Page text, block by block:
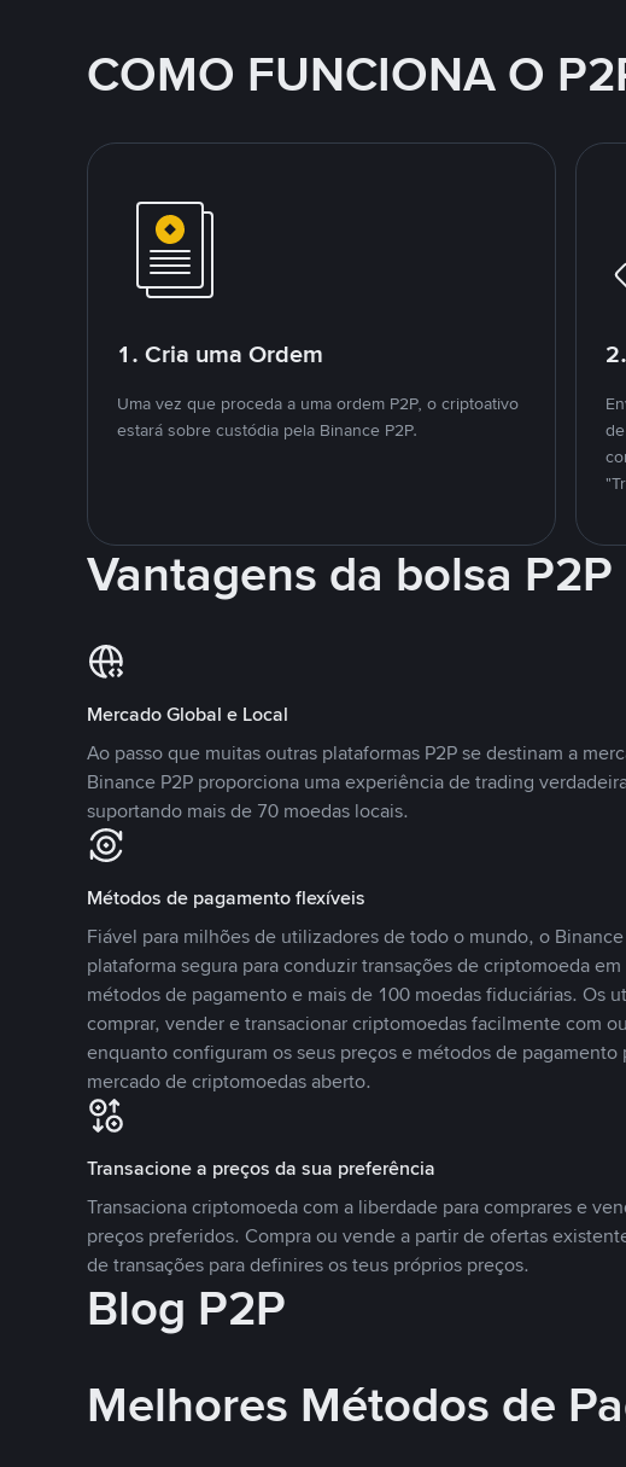
COMO FUNCIONA O
1. Cria uma Ordem
Uma vez que proceda a uma ordem P2P, o criptoativo
estará sobre custódia pela Binance P2P.
Vantagens da bolsa P2P
Mercado Global e Local
Ao passo que muitas outras plataformas P2P se destinam a
Binance P2P proporciona uma experiência de trading
suportando mais de 70 moedas locais.
Métodos de pagamento flexíveis
Fiável para milhões de utilizadores de todo o mundo, o
plataforma segura para conduzir transações de criptomoeda
métodos de pagamento e mais de 100 moedas fiduciárias. Os
comprar, vender e transacionar criptomoedas facilmente com
enquanto configuram os seus preços e métodos de pagamento
mercado de criptomoedas aberto.
Transacione a preços da sua preferência
Transaciona criptomoeda com a liberdade para comprares e
preços preferidos. Compra ou vende a partir de ofertas
de transações para definires os teus próprios preços.
Blog P2P
Melhores Métodos de